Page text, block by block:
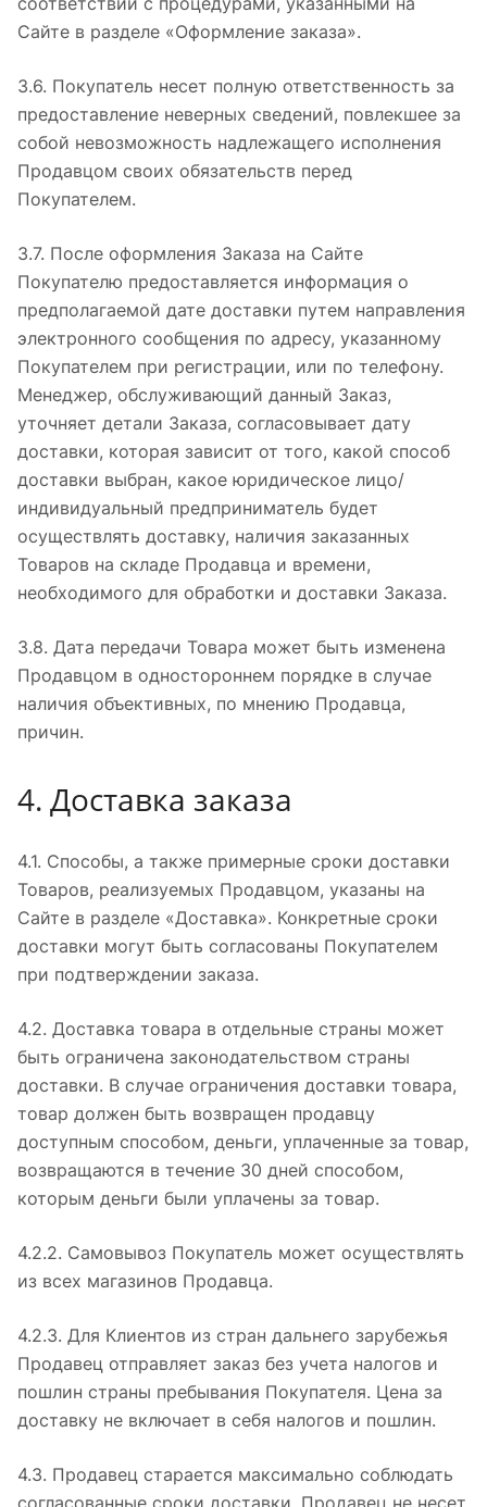
Сайте в разделе «Оформление заказа».
3.6. Покупатель несет полную ответственность за
предоставление неверных сведений, повлекшее за
собой невозможность надлежащего исполнения
Продавцом своих обязательств перед
Покупателем.
3.7. После оформления Заказа на Сайте
Покупателю предоставляется информация о
предполагаемой дате доставки путем направления
электронного сообщения по адресу, указанному
Покупателем при регистрации, или по телефону.
Менеджер, обслуживающий данный Заказ,
уточняет детали Заказа, согласовывает дату
доставки, которая зависит от того, какой способ
доставки выбран, какое юридическое лицо/
индивидуальный предприниматель будет
осуществлять доставку, наличия заказанных
Товаров на складе Продавца и времени,
необходимого для обработки и доставки Заказа.
3.8. Дата передачи Товара может быть изменена
Продавцом в одностороннем порядке в случае
наличия объективных, по мнению Продавца,
причин.
4. Доставка заказа
4.1. Способы, а также примерные сроки доставки
Товаров, реализуемых Продавцом, указаны на
Сайте в разделе «Доставка». Конкретные сроки
доставки могут быть согласованы Покупателем
при подтверждении заказа.
4.2. Доставка товара в отдельные страны может
быть ограничена законодательством страны
доставки. В случае ограничения доставки товара,
товар должен быть возвращен продавцу
доступным способом, деньги, уплаченные за товар,
возвращаются в течение 30 дней способом,
которым деньги были уплачены за товар.
4.2.2. Самовывоз Покупатель может осуществлять
из всех магазинов Продавца.
4.2.3. Для Клиентов из стран дальнего зарубежья
Продавец отправляет заказ без учета налогов и
пошлин страны пребывания Покупателя. Цена за
доставку не включает в себя налогов и пошлин.
4.3. Продавец старается максимально соблюдать
согласованные сроки доставки. Продавец не несет